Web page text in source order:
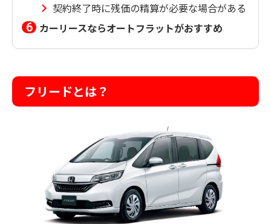
契約終了時に残価の精算が必要な場合がある
カーリースならオートフラットがおすすめ
フリードとは？